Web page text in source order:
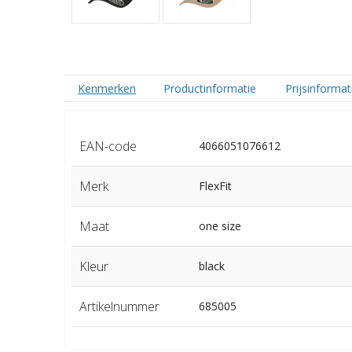
Kenmerken Productinformatie
EAN-code 4066051076612
Merk FlexFit
Maat one size
Kleur black
Artikelnummer 685005